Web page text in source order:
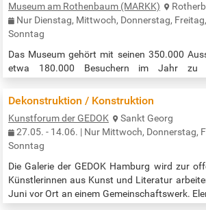
Museum am Rothenbaum (MARKK)
Nur Dienstag, Mittwoch, Donnerstag,
Sonntag
Das Museum gehört mit seinen 350.000
etwa 180.000 Besuchern im Jahr zu
vielen Kulturen und Epochen gezeigt. Z.B.
Ägypter, des südlichen Afrikas uvm. Eine
spannende Zeitreise durch alle möglichen
entry to the…
Dekonstruktion / Konstruktion
Kunstforum der GEDOK
Sankt Georg
27.05. - 14.06. | Nur Mittwoch, Donnerstag,
Sonntag
Die Galerie der GEDOK Hamburg wird zur
Künstlerinnen aus Kunst und Literatur
Juni vor Ort an einem Gemeinschaftswerk.